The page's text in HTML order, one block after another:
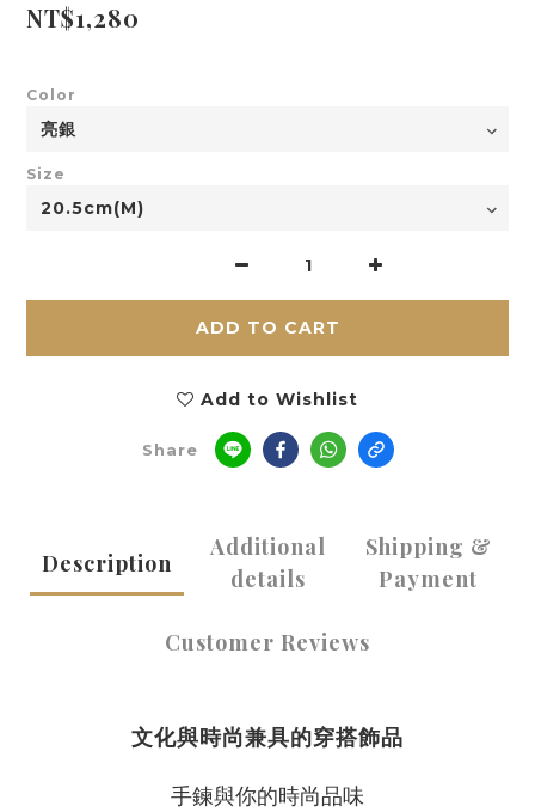
NT$1,280
Color
Size
ADD TO CART
Add to Wishlist
Share
Description
Additional
details
Shipping &
Payment
Customer Reviews
文化與時尚兼具的穿搭飾品
手鍊與你的時尚品味